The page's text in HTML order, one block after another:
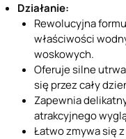
Działanie:
Rewolucyjna
właściwości
woskowych.
Oferuje silne
się przez cały
Zapewnia
atrakcyjnego
Łatwo zmywa się